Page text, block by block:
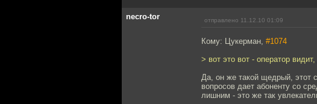
necro-tor отправлено 11.12.10 01:09
Кому: Цукерман, #1074
> вот это вот - оператор
Да, он же такой щедрый, этот
вопросов дает абоненту со
лишним - это же так